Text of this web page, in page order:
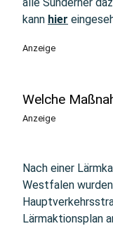
kann hier
Anzeige
Welche
Anzeige
Nach einer
Westfalen
Lärmaktionsplan